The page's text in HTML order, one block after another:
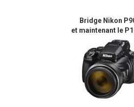
Bridge Nikon
et maintenant le